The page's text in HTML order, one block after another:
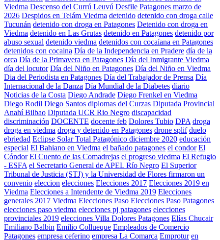
Viedma Descenso del Currú Leuvú Desfile Patagones marzo de
2026 Despidos en Telám Viedma detenido detenido con droga calle
Tucunán detenido con droga en Patagones Detenido con droga en
Viedma detenido en Las Grutas detenido en Patagones detenido por
abuso sexual detenido viedma detenidos con cocaíana en Patagones
detenidos con cocaina Día de la Independencia en Pradere día de la
orca Día de la Primavera en Patagones Día del Inmigrante Viedma
día del locutor Día del Niño en Patagones Día del Niño en Viedma
Dia del Periodista en Patagones Día del Trabajador de Prensa Día
Internacional de la Danza Día Mundial de la Diabetes diario
Noticias de la Costa Diego Andrade Diego Frenkel en Viedma
Diego Rodil Diego Santos diplomas del Curzas Diputada Provincial
Anahí Bilbao Diputada UCR Rio Negro discapacidad
discriminación DOCENTE docente feb Dolores Tubio DPA droga
droga en viedma droga y detenido en Patagones drone splif duelo
ebriedad Eclipse Solar Total Patagónico diciembre 2020 educación
especial El Bahiano en Viedma el bañado patagones el condor El
Cóndor El Cuento de las Comadrejas el progreso viedma El Refugio
- ESFA el Secretario General de APEL Río Negro El Superior
Tribunal de Justicia (STJ) y la Universidad de Flores firmaron un
convenio eleccion elecciones Elecciones 2017 Elecciones 2019 en
Viedma Elecciones a Intendente de Viedma 2019 Elecciones
generales 2017 Viedma Elecciones Paso Elecciones Paso Patagones
elecciones paso viedma elecciones pj patagones elecciones
provinciales 2019 elecciones Villa Dolores Patagones Elías Chucair
Emiliano Balbin Emilio Collueque Empleados de Comercio
Patagones empresa ceferino empresa La Comarca Emprotur en